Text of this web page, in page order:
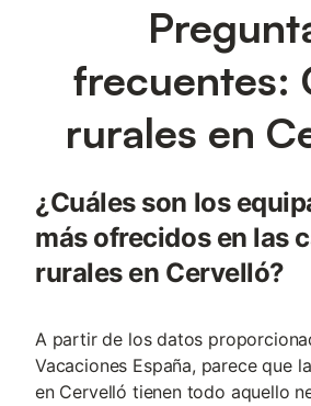
frecuentes:
rurales en
¿Cuáles son los
más ofrecidos en las
rurales en Cervelló?
A partir de los datos
Vacaciones España, parece que
en Cervelló tienen todo aquello